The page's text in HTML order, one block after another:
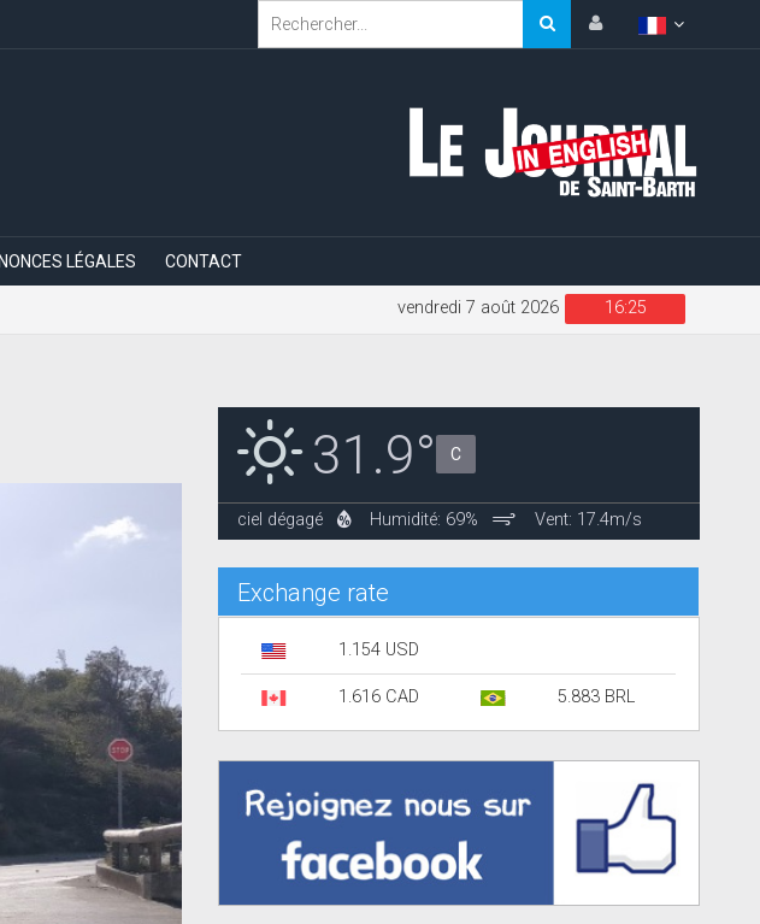
LÉGALES CONTACT
16:25
vendredi 7 août 2026
31.9° C
ciel dégagé Humidité: 69% Vent: 17.4m/s
Exchange rate
1.154 USD
1.616 CAD 5.883 BRL